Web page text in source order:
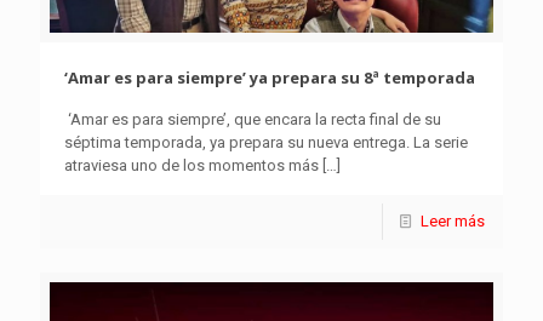
‘Amar es para siempre’ ya prepara su 8ª temporada
‘Amar es para siempre’, que encara la recta final de su
séptima temporada, ya prepara su nueva entrega. La serie
atraviesa uno de los momentos más […]
Leer más